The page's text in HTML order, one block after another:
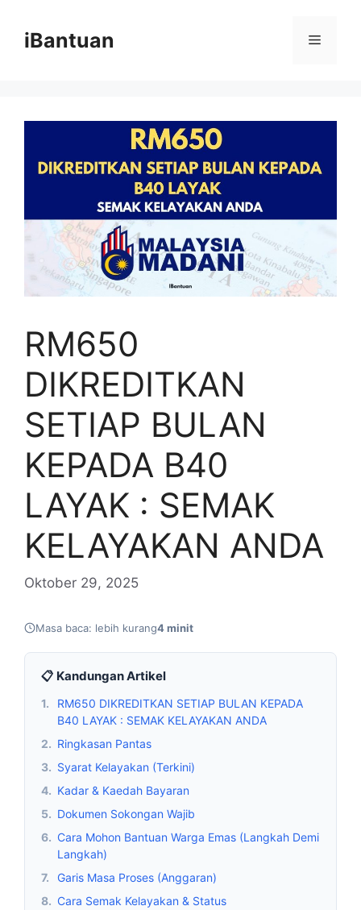
contentiBantuan Menu
RM650
DIKREDITKAN
SETIAP BULAN
KEPADA B40
LAYAK : SEMAK
KELAYAKAN ANDA
Oktober 29, 2025
Masa baca: lebih kurang4 minit
📋 Kandungan Artikel
1.
RM650 DIKREDITKAN SETIAP BULAN KEPADA
B40 LAYAK : SEMAK KELAYAKAN ANDA
2. Ringkasan Pantas
3. Syarat Kelayakan (Terkini)
4. Kadar & Kaedah Bayaran
5. Dokumen Sokongan Wajib
6. Cara Mohon Bantuan Warga Emas (Langkah Demi
Langkah)
7.
Garis Masa Proses (Anggaran)
8. Cara Semak Kelayakan & Status